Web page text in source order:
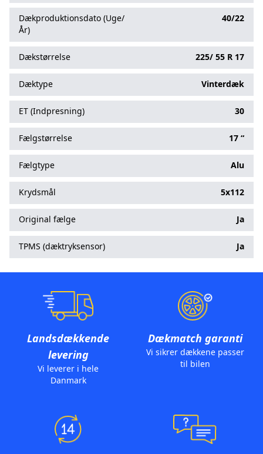
Dækproduktionsdato (Uge/
År)
40/22
Dækstørrelse 225/ 55 R 17
Dæktype Vinterdæk
ET (Indpresning) 30
Fælgstørrelse 17 “
Fælgtype Alu
Krydsmål 5x112
Original fælge Ja
TPMS (dæktryksensor) Ja
Landsdækkende
levering
Vi leverer i hele
Danmark
Dækmatch garanti
Vi sikrer dækkene passer
til bilen